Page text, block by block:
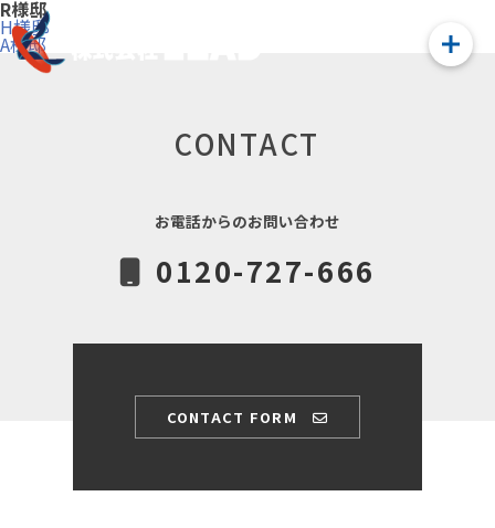
R様邸
投
稿
ナ
H様邸
A様邸
CONTACT
お電話からのお問い合わせ
0120-727-666
CONTACT FORM